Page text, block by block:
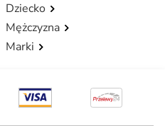
Dziecko
Mężczyzna
Marki